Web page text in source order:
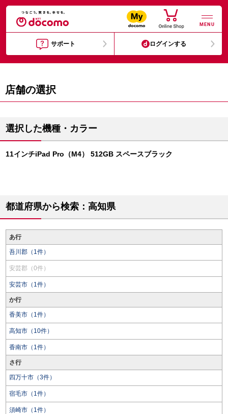
MENU
サポート ログインする
店舗の選択
選択した機種・カラー
11インチiPad Pro（M4） 512GB スペースブラック
都道府県から検索：高知県
あ行
吾川郡（1件）
安芸郡（0件）
安芸市（1件）
か行
香美市（1件）
高知市（10件）
香南市（1件）
さ行
四万十市（3件）
宿毛市（1件）
須崎市（1件）